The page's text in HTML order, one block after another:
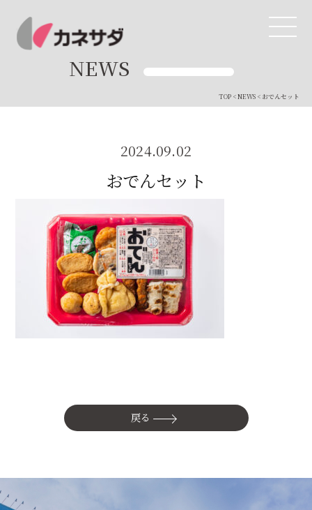
TOP
生産体制
美味しい安心
商品・開発
品質管理
直営店
かね貞の歴史
リニューアル中
NEWS
TOP<NEWS< おでんセット
2024.09.02
おでんセット
戻る